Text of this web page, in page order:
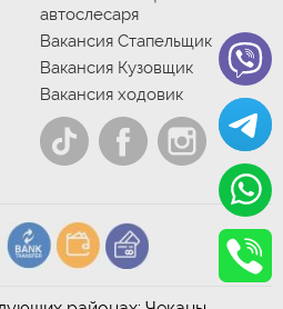
автослесаря
Вакансия Стапельщик
Вакансия Кузовщик
Вакансия ходовик